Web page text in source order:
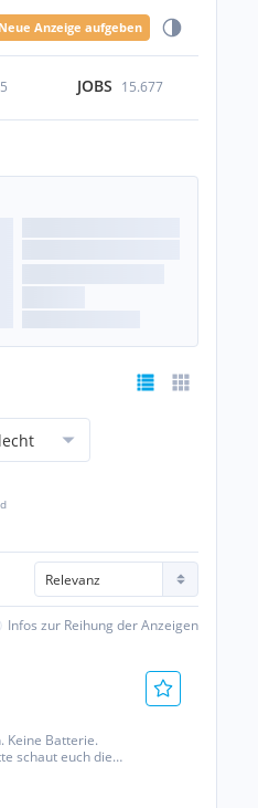
Neue Anzeige aufgeben
JOBS 15.677
Infos zur Reihung der Anzeigen
Keine Batterie.
schaut euch die